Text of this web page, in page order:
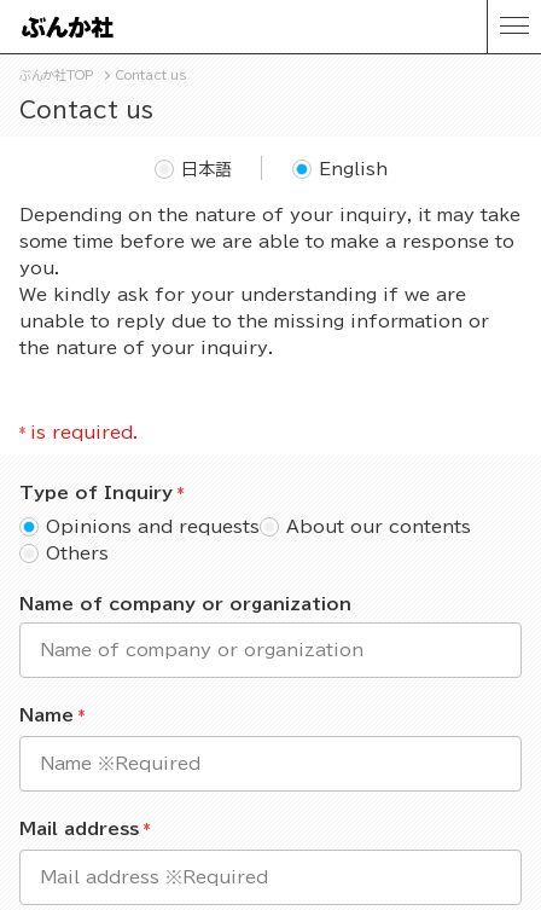
ぶんか社TOP Contact us
Contact us
Depending on the nature of your inquiry, it may take
some time before we are able to make a response to
you.
We kindly ask for your understanding if we are
unable to reply due to the missing information or
the nature of your inquiry.
日本語 English
* is required.
Type of Inquiry
Opinions and requests
About our contents
Others
Name of company or organization
Name
Mail address